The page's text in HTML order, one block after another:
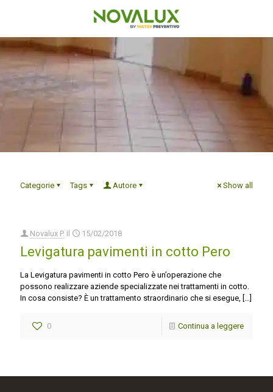
Categorie Tags Autore Show all
Novalux P. il 15/02/2018
Levigatura pavimenti in cotto Pero
La Levigatura pavimenti in cotto Pero è un’operazione che
possono realizzare aziende specializzate nei trattamenti in cotto.
In cosa consiste? È un trattamento straordinario che si esegue, […]
0 Continua a leggere